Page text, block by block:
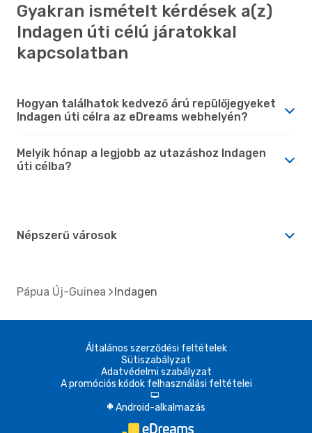
Gyakran ismételt kérdések a(z)
Indagen úti célú járatokkal
kapcsolatban
Hogyan találhatok kedvező árú repülőjegyeket
Indagen úti célra az eDreams webhelyén?
Melyik hónap a legjobb az utazáshoz Indagen
úti célba?
Népszerű városok
Pápua Új-Guinea Indagen
Általános szerződési feltételek
Sütiszabályzat
Adatvédelmi szabályzat
A promóciós kódok felhasználási feltételei
d
A Android-alkalmazás